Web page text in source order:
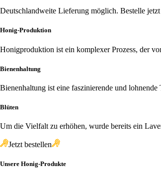
Deutschlandweite Lieferung möglich. Bestelle
Honig-Produktion
Honigproduktion ist ein komplexer Prozess, der
Bienenhaltung
Bienenhaltung ist eine faszinierende und
Blüten
Um die Vielfalt zu erhöhen, wurde bereits ein
Jetzt bestellen
Unsere Honig-Produkte